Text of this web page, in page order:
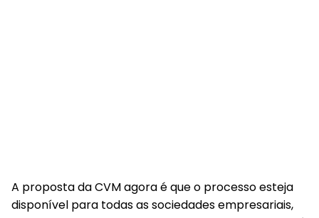
A proposta da CVM agora é que o processo esteja
disponível para todas as sociedades empresariais,